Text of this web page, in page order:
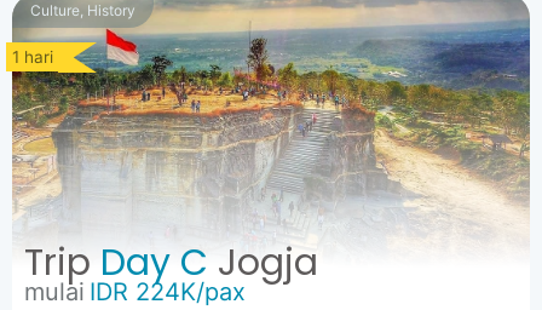
Culture, History
1 hari
Trip Day C Jogja
mulai IDR 224K/pax